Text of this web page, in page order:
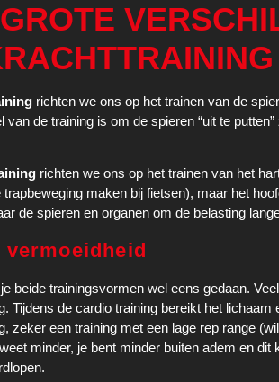
richten we ons op het trainen van de
van de training is om de spieren “uit te
richten we ons op het trainen van het
trapbeweging maken bij fietsen), maar het
de spieren en organen om de belasting
vermoeidheid
beide trainingsvormen wel eens gedaan.
Tijdens de cardio training bereikt het
zeker een training met een lage rep range (
minder, je bent minder buiten adem en